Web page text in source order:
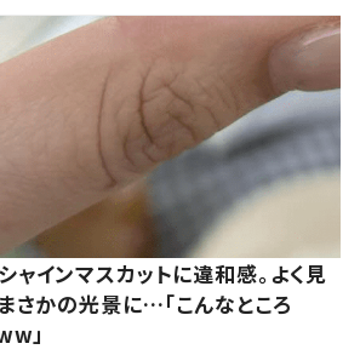
ャインマスカットに違和感。よく見
さかの光景に…「こんなところ
」